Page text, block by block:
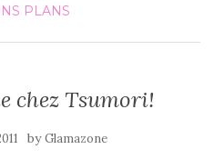
PLANS
chez Tsumori!
byGlamazone